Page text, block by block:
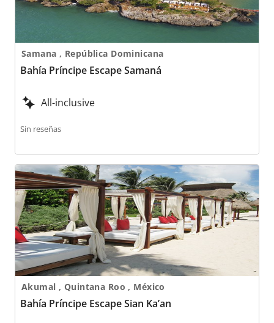
Samana , República Dominicana
Bahía Príncipe Escape Samaná
All-inclusive
Sin reseñas
Bahía Príncipe Escape Sian Ka’an
Akumal , Quintana Roo , México
Bahía Príncipe Escape Sian Ka’an